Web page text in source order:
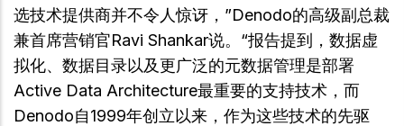
选技术提供商并不令人惊讶，”Denodo的高级副总裁
兼首席营销官Ravi Shankar说。“报告提到，数据虚
拟化、数据目录以及更广泛的元数据管理是部署
Active Data Architecture最重要的支持技术，而
Denodo自1999年创立以来，作为这些技术的先驱